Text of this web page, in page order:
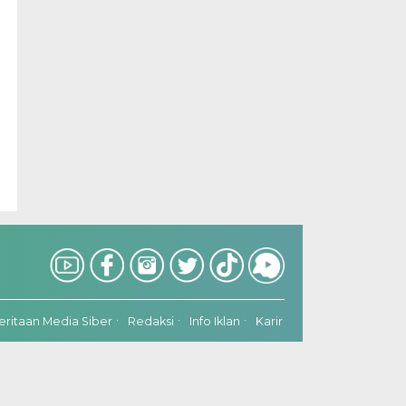
Media Siber Redaksi Info Iklan Karir